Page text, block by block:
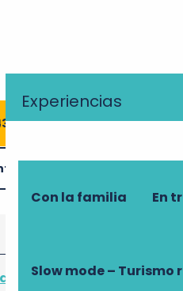
Experiencias
Con la familia En
Slow mode – Turismo
56 20▒▒
un error